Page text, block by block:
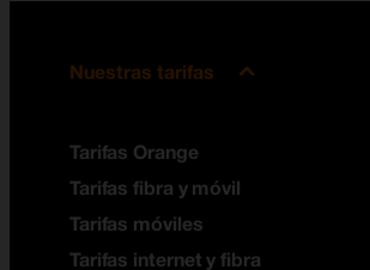
Nuestras tarifas
Tarifas Orange
Tarifas fibra y móvil
Tarifas móviles
Tarifas internet y fibra